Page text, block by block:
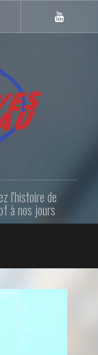
Youtube
LANM
l'histoire de
à nos jours